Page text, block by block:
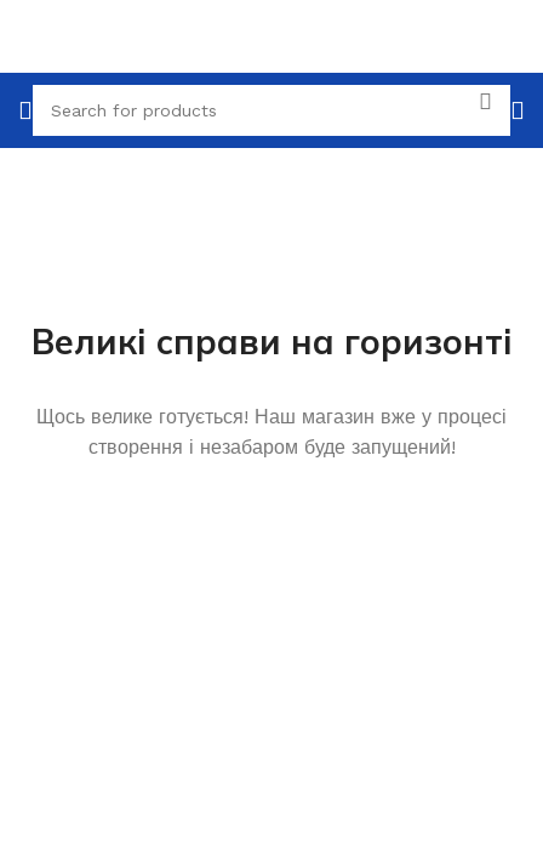
Великі справи на горизонті
Щось велике готується! Наш магазин вже у процесі
створення і незабаром буде запущений!